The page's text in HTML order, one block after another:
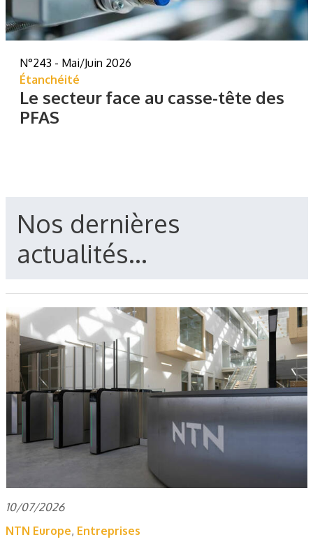
N°243 - Mai/Juin 2026
Étanchéité
Le secteur face au casse-tête des
PFAS
Nos dernières
actualités...
10/07/2026
NTN Europe, Entreprises